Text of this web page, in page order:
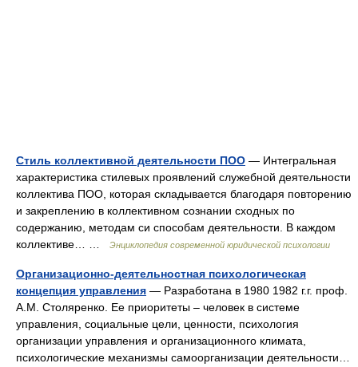
Стиль коллективной деятельности ПОО — Интегральная
характеристика стилевых проявлений служебной деятельности
коллектива ПОО, которая складывается благодаря повторению
и закреплению в коллективном сознании сходных по
содержанию, методам си способам деятельности. В каждом
коллективе… …
Энциклопедия современной юридической психологии
Организационно-деятельностная психологическая
концепция управления — Разработана в 1980 1982 г.г. проф.
А.М. Столяренко. Ее приоритеты – человек в системе
управления, социальные цели, ценности, психология
организации управления и организационного климата,
психологические механизмы самоорганизации деятельности…